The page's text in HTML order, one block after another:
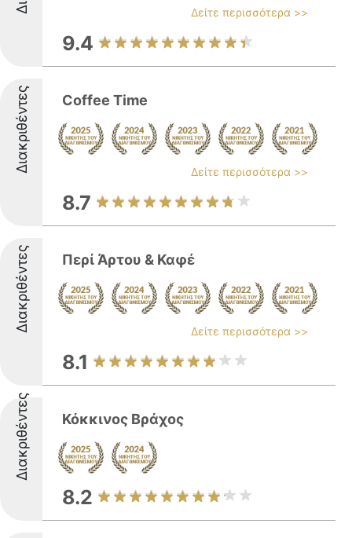
Δείτε περισσότερα >>
9.4
Διακριθέντες Coffee Time
Δείτε περισσότερα >>
8.7
Διακριθέντες Περί Άρτου & Καφέ
Δείτε περισσότερα >>
8.1
Διακριθέντες Κόκκινος Βράχος
8.2